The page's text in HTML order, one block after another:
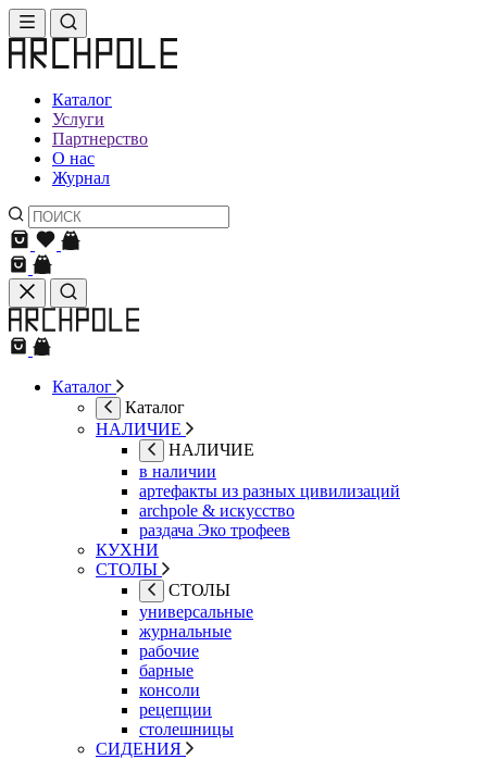
Каталог
Услуги
Партнерство
О нас
Журнал
Каталог
Каталог
НАЛИЧИЕ
НАЛИЧИЕ
в наличии
артефакты из разных цивилизаций
archpole & искусство
раздача Эко трофеев
КУХНИ
СТОЛЫ
СТОЛЫ
универсальные
журнальные
рабочие
барные
консоли
рецепции
столешницы
СИДЕНИЯ